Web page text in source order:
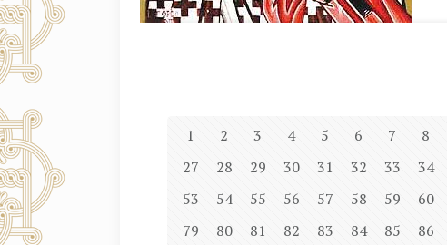
1 2 3 4 5 6 7 8
27
28 29 30 31 32 33 34
53
54 55 56 57 58 59 60
79
80 81 82 83 84 85 86